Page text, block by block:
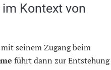
Kontext von
seinem Zugang beim
führt dann zur Entstehung